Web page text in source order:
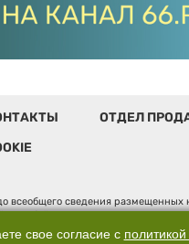
ОТДЕЛ
сведения
службой по надзору в сфере
"66.ру". Юридический адрес:
свое согласие с